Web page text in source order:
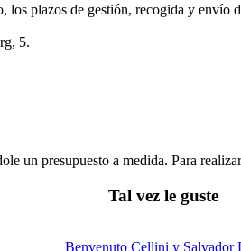
plazos de gestión, recogida y envío
5.
un presupuesto a medida. Para
Tal vez le guste
Benvenuto Cellini y Salvador